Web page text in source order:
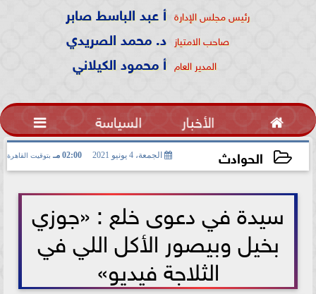
رئيس مجلس الإدارة أ عبد الباسط صابر
صاحب الامتياز د. محمد الصريدي
المدير العام أ محمود الكيلاني
 الأخبار السياسة 
الحوادث الجمعة، 4 يونيو 2021 02:00 مـ بتوقيت القاهرة
سيدة في دعوى خلع : «جوزي
بخيل وبيصور الأكل اللي في
الثلاجة فيديو»